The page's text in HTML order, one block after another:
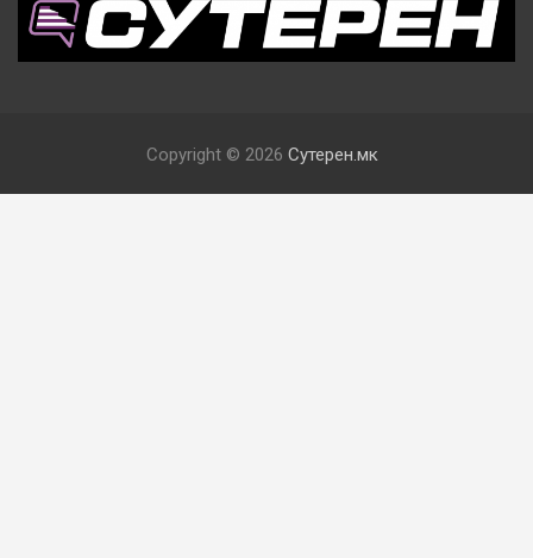
Copyright © 2026 Сутерен.мк